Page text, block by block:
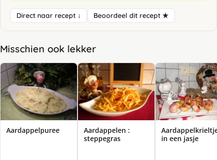
Direct naar recept ↓ Beoordeel dit recept ★
Misschien ook lekker
Aardappelpuree
Aardappelen :
steppegras
in een jasje